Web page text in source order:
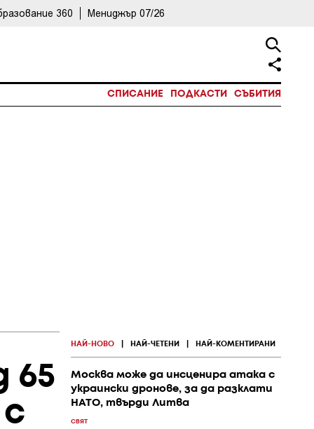
360 Мениджър 07/26
СПИСАНИЕ ПОДКАСТИ СЪБИТИЯ
65
НАЙ-НОВО НАЙ-ЧЕТЕНИ НАЙ-КОМЕНТИРАНИ
Москва може да инсценира атака с
украински дронове, за да разклати
НАТО, твърди Литва
СВЯТ